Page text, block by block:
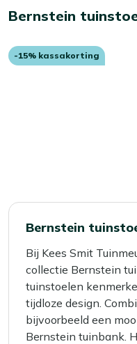
Bernstein
-15% kassakorting
Bernstein
Bij Kees Smit
collectie Bernstein
tuinstoelen
tijdloze design.
bijvoorbeeld een
Bernstein tuinbank.